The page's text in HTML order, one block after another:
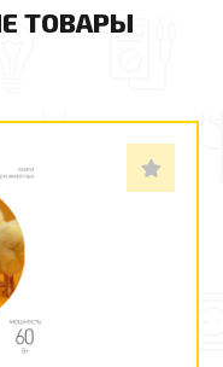
ТОВАРЫ